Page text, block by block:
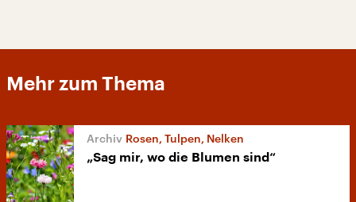
Mehr zum Thema
Rosen, Tulpen, Nelken
„Sag mir, wo die Blumen sind“